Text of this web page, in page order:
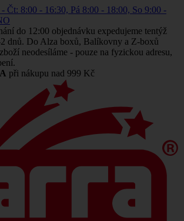
- Čt: 8:00 - 16:30, Pá 8:00 - 18:00, So 9:00 -
do 12:00 objednávku expedujeme tentýž
dnů. Do Alza boxů, Balíkovny a Z-boxů
neodesíláme - pouze na fyzickou adresu,
při nákupu nad 999 Kč